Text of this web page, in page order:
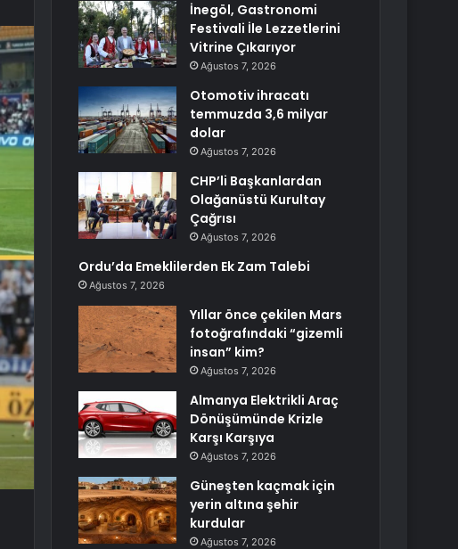
İnegöl, Gastronomi
Festivali İle Lezzetlerini
Vitrine Çıkarıyor
Ağustos 7, 2026
Otomotiv ihracatı
temmuzda 3,6 milyar
dolar
Ağustos 7, 2026
CHP’li Başkanlardan
Olağanüstü Kurultay
Çağrısı
Ağustos 7, 2026
Ordu’da Emeklilerden Ek Zam Talebi
Ağustos 7, 2026
Yıllar önce çekilen Mars
fotoğrafındaki “gizemli
insan” kim?
Ağustos 7, 2026
Almanya Elektrikli Araç
Dönüşümünde Krizle
Karşı Karşıya
Ağustos 7, 2026
Güneşten kaçmak için
yerin altına şehir
kurdular
Ağustos 7, 2026